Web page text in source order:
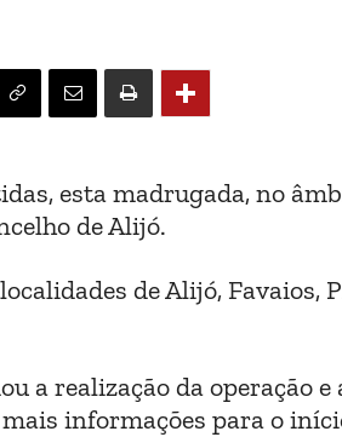
esta madrugada, no
de Alijó.
de Alijó, Favaios,
a realização da operação
informações para o